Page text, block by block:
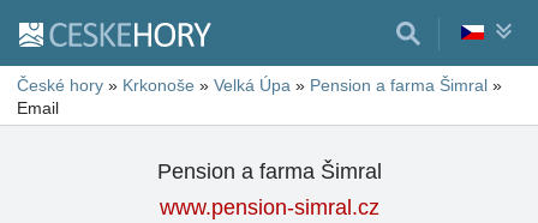
České hory » Krkonoše » Velká Úpa » Pension a farma Šimral »
Email
Pension a farma Šimral
www.pension-simral.cz